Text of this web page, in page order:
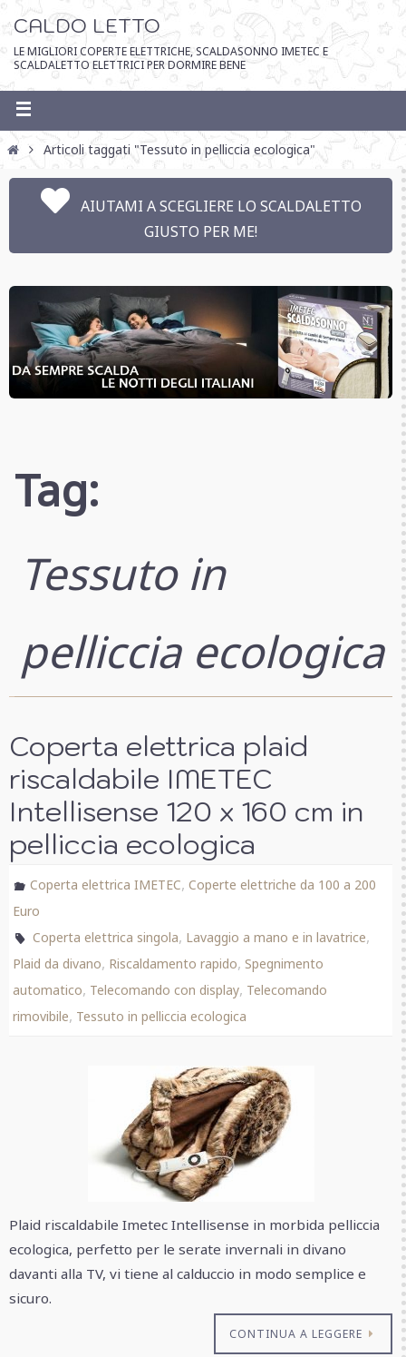
CALDO LETTO
LE MIGLIORI COPERTE ELETTRICHE, SCALDASONNO IMETEC E
SCALDALETTO ELETTRICI PER DORMIRE BENE
Articoli taggati "Tessuto in pelliccia ecologica"
AIUTAMI A SCEGLIERE LO SCALDALETTO
GIUSTO PER ME!
Tag:
Tessuto in
pelliccia ecologica
Coperta elettrica plaid
riscaldabile IMETEC
Intellisense 120 x 160 cm in
pelliccia ecologica
Coperta elettrica IMETEC,Coperte elettriche da 100 a 200
Euro
Coperta elettrica singola, Lavaggio a mano e in lavatrice,
Plaid da divano, Riscaldamento rapido, Spegnimento
automatico, Telecomando con display, Telecomando
rimovibile, Tessuto in pelliccia ecologica
Plaid riscaldabile Imetec Intellisense in morbida pelliccia
ecologica, perfetto per le serate invernali in divano
davanti alla TV, vi tiene al calduccio in modo semplice e
sicuro.
CONTINUA A LEGGERE